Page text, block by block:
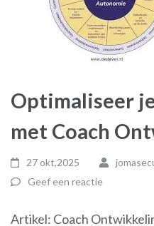
Optimaliseer
met Coach
27 okt,2025
Geef een reactie
Artikel: Coach